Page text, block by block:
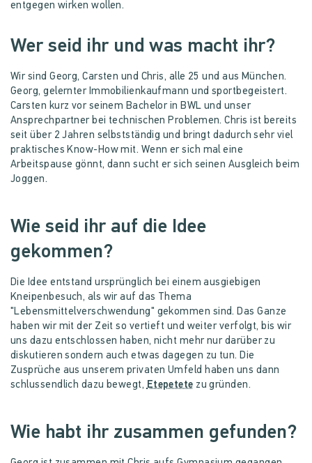
entgegen wirken wollen.
Wer seid ihr und was macht ihr?
Wir sind Georg, Carsten und Chris, alle 25 und aus München.
Georg, gelernter Immobilienkaufmann und sportbegeistert.
Carsten kurz vor seinem Bachelor in BWL und unser
Ansprechpartner bei technischen Problemen. Chris ist bereits
seit über 2 Jahren selbstständig und bringt dadurch sehr viel
praktisches Know-How mit. Wenn er sich mal eine
Arbeitspause gönnt, dann sucht er sich seinen Ausgleich beim
Joggen.
Wie seid ihr auf die Idee
gekommen?
Die Idee entstand ursprünglich bei einem ausgiebigen
Kneipenbesuch, als wir auf das Thema
"Lebensmittelverschwendung" gekommen sind. Das Ganze
haben wir mit der Zeit so vertieft und weiter verfolgt, bis wir
uns dazu entschlossen haben, nicht mehr nur darüber zu
diskutieren sondern auch etwas dagegen zu tun. Die
Zusprüche aus unserem privaten Umfeld haben uns dann
schlussendlich dazu bewegt,Etepetete zu gründen.
Wie habt ihr zusammen gefunden?